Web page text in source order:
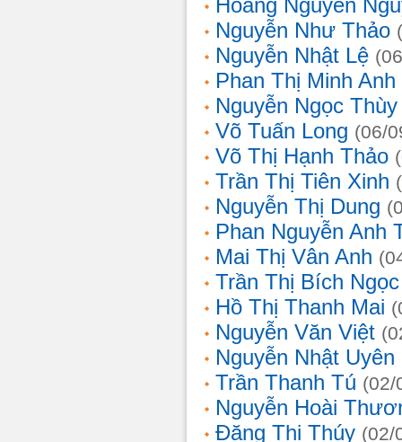
Hoàng Nguyễn
Nguyễn Như Thảo
Nguyễn Nhật Lệ
Phan Thị Minh Anh
Nguyễn Ngọc
Võ Tuấn Long (06/
Võ Thị Hạnh Thảo
Trần Thị Tiên Xinh
Nguyễn Thị Dung
Phan Nguyễn Anh
Mai Thị Vân Anh
Trần Thị Bích Ngọc
Hồ Thị Thanh Mai
Nguyễn Văn Việt
Nguyễn Nhật Uyên
Trần Thanh Tú (02/
Nguyễn Hoài
Đặng Thị Thúy (02/